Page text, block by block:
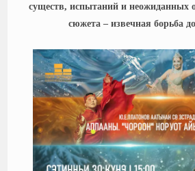
существ, испытаний и неожиданных
сюжета – извечная борьба